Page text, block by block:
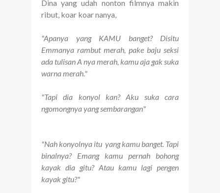
Dina yang udah nonton filmnya makin
ribut, koar koar nanya,
"Apanya yang KAMU banget? Disitu
Emmanya rambut merah, pake baju seksi
ada tulisan A nya merah, kamu aja gak suka
warna merah."
"Tapi dia konyol kan? Aku suka cara
ngomongnya yang sembarangan"
"Nah konyolnya itu yang kamu banget. Tapi
binalnya? Emang kamu pernah bohong
kayak dia gitu? Atau kamu lagi pengen
kayak gitu?"